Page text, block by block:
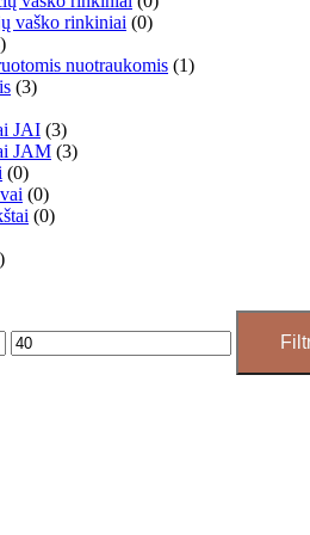
vaško rinkiniai (0)
nuotraukomis (1)
(3)
JAI (3)
JAM (3)
(0)
(0)
(0)